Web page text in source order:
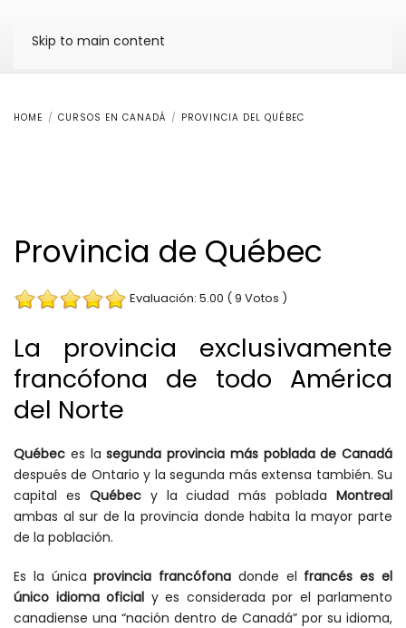
Skip to main content
HOME CURSOS EN CANADÁ PROVINCIA DEL QUÉBEC
Provincia de Québec
Evaluación: 5.00 ( 9 Votos )
La provincia exclusivamente
francófona de todo América
del Norte
Québec es lasegunda provincia más poblada de Canadá
después de Ontario y la segunda más extensa también. Su
capital es Québec y la ciudad más poblada Montreal
ambas al sur de la provincia donde habita la mayor parte
de la población.
Es la únicaprovincia francófona donde el francés es el
único idioma oficial y es considerada por el parlamento
canadiense una “nación dentro de Canadá” por su idioma,